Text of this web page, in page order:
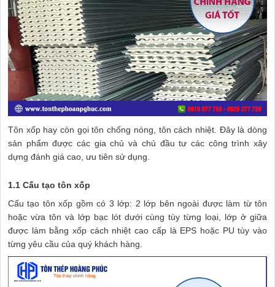
Tôn xốp hay còn gọi tôn chống nóng, tôn cách nhiệt. Đây là dòng
sản phẩm được các gia chủ và chủ đầu tư các công trình xây
dựng đánh giá cao, ưu tiên sử dụng.
1.1 Cấu tạo tôn xốp
Cấu tạo tôn xốp gồm có 3 lớp: 2 lớp bên ngoài được làm từ tôn
hoặc vừa tôn và lớp bạc lót dưới cùng tùy từng loại, lớp ở giữa
được làm bằng xốp cách nhiệt cao cấp là EPS hoặc PU tùy vào
từng yêu cầu của quý khách hàng.